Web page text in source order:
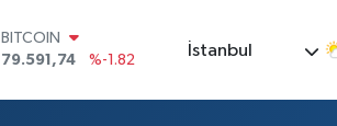
BITCOIN
79.591,74
%-1.82
45,43620
%0.02
İstanbul